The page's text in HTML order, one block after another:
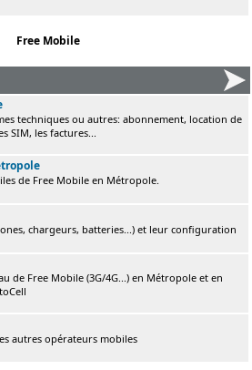
Free Mobile
techniques ou autres: abonnement, location de
SIM, les factures...
de Free Mobile en Métropole.
chargeurs, batteries...) et leur configuration
de Free Mobile (3G/4G...) en Métropole et en
autres opérateurs mobiles